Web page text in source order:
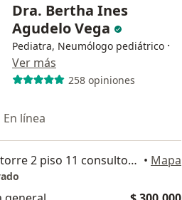
Dra. Bertha Ines
Agudelo Vega
Pediatra, Neumólogo pediátrico ·
Ver más
258 opiniones
En línea
Cra 18 # 12-75 torre 2 piso 11 consultorio 09.Megacentro Pinares, Pereira • Mapa